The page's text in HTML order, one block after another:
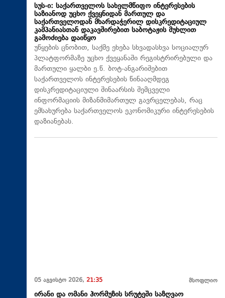
სუს-ი: საქართველოს სახელმწიფო ინტერესების
საზიანოდ უცხო ქვეყნიდან მართულ და
საქართველოდან მხარდაჭერილ დისკრედიტაციულ
კამპანიასთან დაკავშირებით საბოტაჟის მუხლით
გამოძიება დაიწყო
უწყების ცნობით, საქმე ეხება სხვადასხვა სოციალურ
პლატფორმაზე უცხო ქვეყანაში რეგისტრირებული და
მართული ყალბი ე.წ. ბოტ-ანგარიშებით
საქართველოს ინტერესების წინააღმდეგ
დისკრედიტაციული შინაარსის შემცველი
ინფორმაციის მიზანმიმართულ გავრცელებას, რაც
ემსახურება საქართველოს ეკონომიკური ინტერესების
დაზიანებას.
05 აგვისტო 2026, 21:35 მსოფლიო
ირანი და ომანი ჰორმუზის სრუტეში საზღვაო